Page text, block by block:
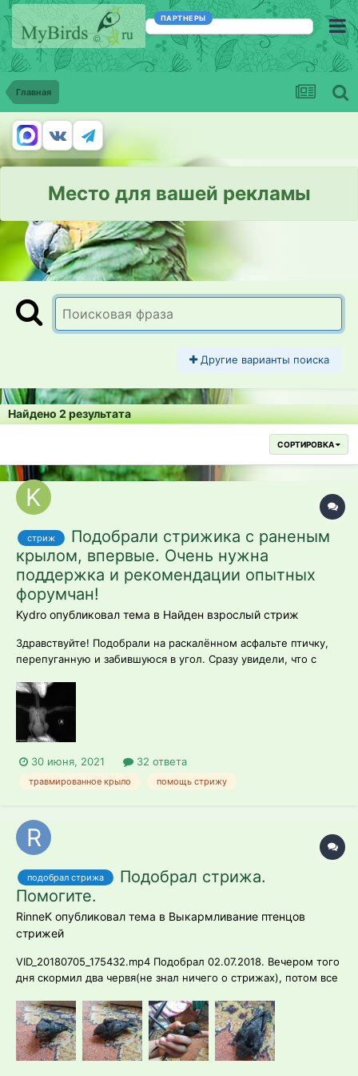
ПАРТНЕРЫ
Главная
Место для вашей рекламы
Другие варианты поиска
Найдено 2 результата
СОРТИРОВКА
стриж
Подобрали стрижика с раненым
крылом, впервые. Очень нужна
поддержка и рекомендации опытных
форумчан!
Kydro опубликовал тема в Найден взрослый стриж
Здравствуйте! Подобрали на раскалённом асфальте птичку,
перепуганную и забившуюся в угол. Сразу увидели, что с
более подробном осмотре травма подтвердилась. Опыта
помощи стрижам нет, спасибо, нашёлся человек, более
осведомлённый, сделал фиксацию...
30 июня, 2021 32 ответа
травмированное крыло помощь стрижу
подобрал стрижа
Подобрал стрижа.
Помогите.
RinneK опубликовал тема в Выкармливание птенцов
стрижей
VID_20180705_175432.mp4 Подобрал 02.07.2018. Вечером того
дня скормил два червя(не знал ничего о стрижах), потом все
мотыльками(ждал пока разморозятся и давал с пальца). У нас
в Макеевке(Украина) в зоомагазинах нет не
сверчков(банановых и домовых),...